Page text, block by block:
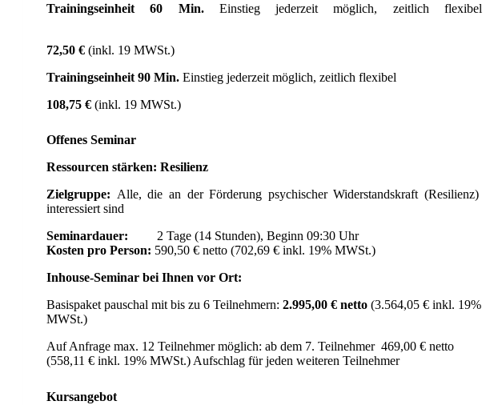
Trainingseinheit60 Min. Einstieg jederzeit möglich, zeitlich flexibel
72,50 € (inkl. 19 MWSt.)
Trainingseinheit 90 Min. Einstieg jederzeit möglich, zeitlich flexibel
108,75 € (inkl. 19 MWSt.)
Offenes Seminar
Ressourcen stärken: Resilienz
Zielgruppe: Alle, die an der Förderung psychischer Widerstandskraft (Resilienz)
interessiert sind
Seminardauer: 2 Tage (14 Stunden), Beginn 09:30 Uhr
Kosten pro Person: 590,50 € netto (702,69 € inkl. 19% MWSt.)
Inhouse-Seminar bei Ihnen vor Ort:
Basispaket pauschal mit bis zu 6 Teilnehmern: 2.995,00 € netto (3.564,05 € inkl. 19%
MWSt.)
Auf Anfrage max. 12 Teilnehmer möglich: ab dem 7. Teilnehmer 469,00 € netto
(558,11 € inkl. 19% MWSt.) Aufschlag für jeden weiteren Teilnehmer
Kursangebot